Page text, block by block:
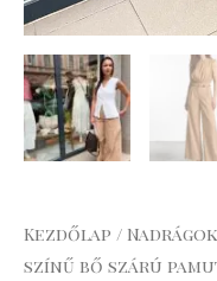
Kezdőlap / Nadrágok
színű bő szárú